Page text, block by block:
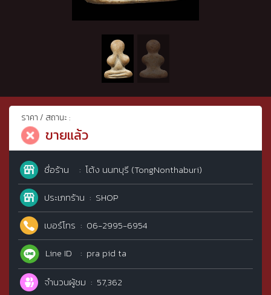
ราคา / สถานะ :
ขายแล้ว
ชื่อร้าน
โต้ง นนทบุรี (TongNonthaburi)
ประเภทร้าน
SHOP
เบอร์โทร
06-2995-6954
Line ID
pra pid ta
จำนวนผู้ชม 57,362